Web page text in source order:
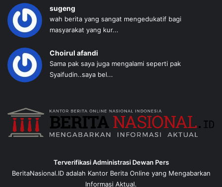
sugeng
wah berita yang sangat mengedukatif bagi
masyarakat yang kur...
Choirul afandi
Sama pak saya juga mengalami seperti pak
Syaifudin..saya bel...
Terverifikasi Administrasi Dewan Pers
BeritaNasional.ID adalah Kantor Berita Online yang Mengabarkan
Informasi Aktual.